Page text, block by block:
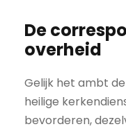
De
overheid
Gelijk het ambt
heilige
bevorderen,